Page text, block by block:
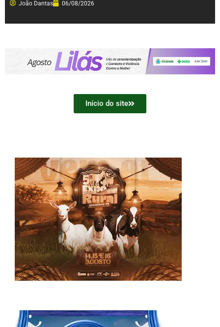
João Dantas 06/08/2026
Início do site